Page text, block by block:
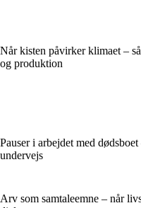
Når kisten påvirker klimaet –
og produktion
Pauser i arbejdet med
undervejs
Arv som samtaleemne – når